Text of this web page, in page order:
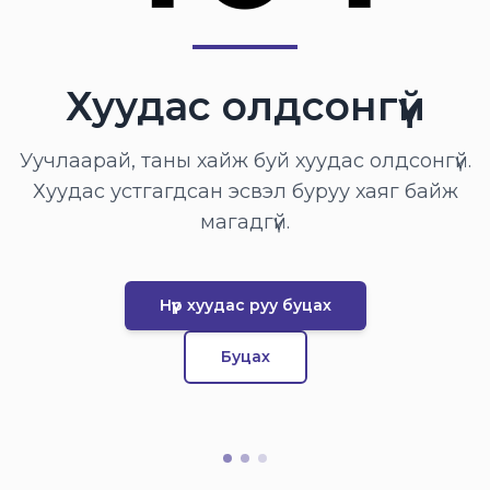
Хуудас олдсонгүй
Уучлаарай, таны хайж буй хуудас олдсонгүй.
Хуудас устгагдсан эсвэл буруу хаяг байж
магадгүй.
Нүүр хуудас руу буцах
Буцах